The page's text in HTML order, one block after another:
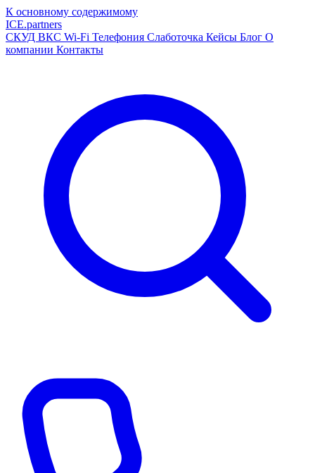
К основному содержимому
ICE.partners
СКУД ВКС Wi-Fi Телефония Слаботочка Кейсы Блог О
компании Контакты